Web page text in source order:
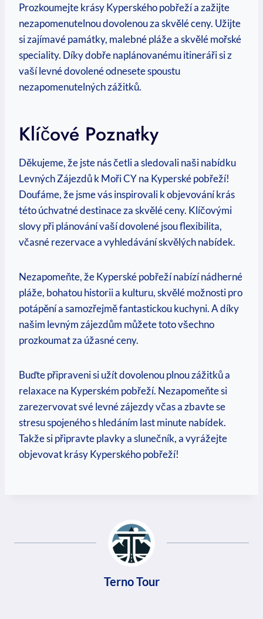
Prozkoumejte krásy Kyperského pobřeží​ a zažijte
⁤nezapomenutelnou dovolenou za skvělé​ ceny. ⁢Užijte
⁣si zajímavé památky,‌ malebné pláže⁢ a ⁤skvělé mořské
speciality. ​Díky dobře naplánovanému itineráři si z
vaší levné ⁢dovolené odnesete​ spoustu
nezapomenutelných ⁤zážitků.
Klíčové Poznatky
Děkujeme, že jste nás četli a sledovali naši nabídku
Levných Zájezdů k Moři​ CY⁢ na Kyperské pobřeží!
Doufáme, ‍že jsme vás ‌inspirovali⁣ k objevování krás
této úchvatné⁣ destinace za skvělé ceny. Klíčovými
⁢slovy při plánování vaší​ dovolené jsou‌ flexibilita,‌
včasné ‌rezervace ⁢a vyhledávání⁤ skvělých nabídek.
Nezapomeňte, že Kyperské pobřeží nabízí ‌nádherné
pláže, bohatou historii a kulturu, skvělé ⁢možnosti pro
potápění a⁤ samozřejmě fantastickou kuchyni. A díky
našim⁣ levným zájezdům ⁤můžete⁣ toto‌ všechno
prozkoumat⁢ za úžasné ​ceny.
Buďte ‍připraveni ⁣si užít ⁣dovolenou plnou zážitků a
relaxace⁤ na Kyperském pobřeží. Nezapomeňte​ si
zarezervovat své levné zájezdy včas a⁢ zbavte se
stresu spojeného s ​hledáním last‍ minute nabídek. ​
Takže si ​připravte ⁤plavky a slunečník, a vyrážejte
objevovat krásy Kyperského pobřeží!
Terno Tour